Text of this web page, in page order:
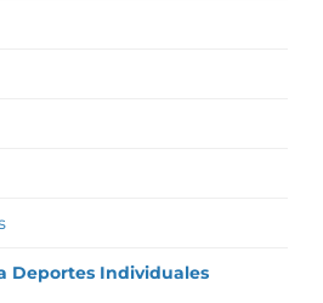
Deportes Individuales